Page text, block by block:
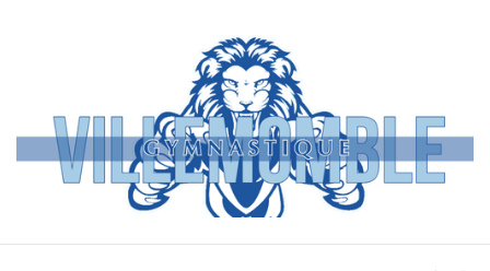
Villemomble